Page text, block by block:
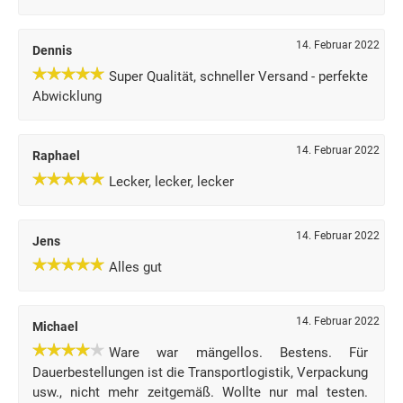
Dennis 14. Februar 2022
Super Qualität, schneller Versand - perfekte
Abwicklung
Raphael 14. Februar 2022
Lecker, lecker, lecker
Jens 14. Februar 2022
Alles gut
Michael 14. Februar 2022
Ware war mängellos. Bestens. Für
Dauerbestellungen ist die Transportlogistik, Verpackung
usw., nicht mehr zeitgemäß. Wollte nur mal testen.